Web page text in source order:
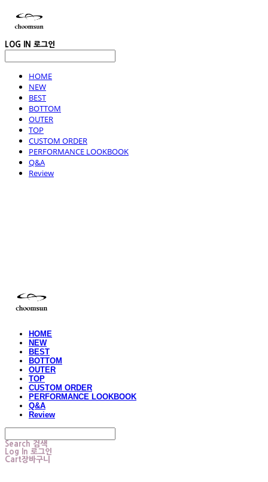
LOG IN 로그인
HOME
NEW
BEST
BOTTOM
OUTER
TOP
CUSTOM ORDER
PERFORMANCE LOOKBOOK
Q&A
Review
HOME
NEW
BEST
BOTTOM
OUTER
TOP
CUSTOM ORDER
PERFORMANCE LOOKBOOK
Q&A
Review
Search 검색
Log In 로그인
Cart장바구니